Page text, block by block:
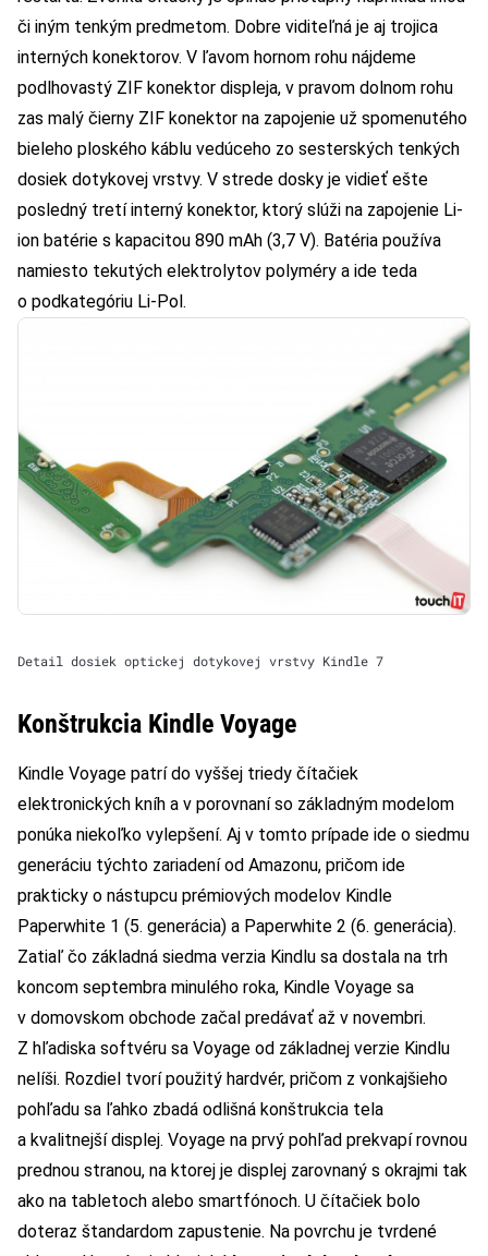
či iným tenkým predmetom. Dobre viditeľná je aj trojica
interných konektorov. V ľavom hornom rohu nájdeme
podlhovastý ZIF konektor displeja, v pravom dolnom rohu
zas malý čierny ZIF konektor na zapojenie už spomenutého
bieleho ploského káblu vedúceho zo sesterských tenkých
dosiek dotykovej vrstvy. V strede dosky je vidieť ešte
posledný tretí interný konektor, ktorý slúži na zapojenie Li-
ion batérie s kapacitou 890 mAh (3,7 V). Batéria používa
namiesto tekutých elektrolytov polyméry a ide teda
o podkategóriu Li-Pol.
Detail dosiek optickej dotykovej vrstvy Kindle 7
Konštrukcia Kindle Voyage
Kindle Voyage patrí do vyššej triedy čítačiek
elektronických kníh a v porovnaní so základným modelom
ponúka niekoľko vylepšení. Aj v tomto prípade ide o siedmu
generáciu týchto zariadení od Amazonu, pričom ide
prakticky o nástupcu prémiových modelov Kindle
Paperwhite 1 (5. generácia) a Paperwhite 2 (6. generácia).
Zatiaľ čo základná siedma verzia Kindlu sa dostala na trh
koncom septembra minulého roka, Kindle Voyage sa
v domovskom obchode začal predávať až v novembri.
Z hľadiska softvéru sa Voyage od základnej verzie Kindlu
nelíši. Rozdiel tvorí použitý hardvér, pričom z vonkajšieho
pohľadu sa ľahko zbadá odlišná konštrukcia tela
a kvalitnejší displej. Voyage na prvý pohľad prekvapí rovnou
prednou stranou, na ktorej je displej zarovnaný s okrajmi tak
ako na tabletoch alebo smartfónoch. U čítačiek bolo
doteraz štandardom zapustenie. Na povrchu je tvrdené